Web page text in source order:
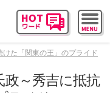
けた「関東の王」のプライド
政～秀吉に抵抗